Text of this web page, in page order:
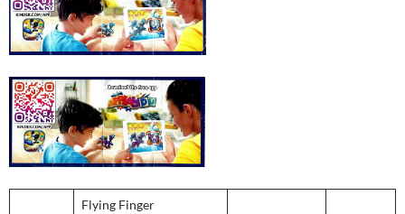
Flying Finger